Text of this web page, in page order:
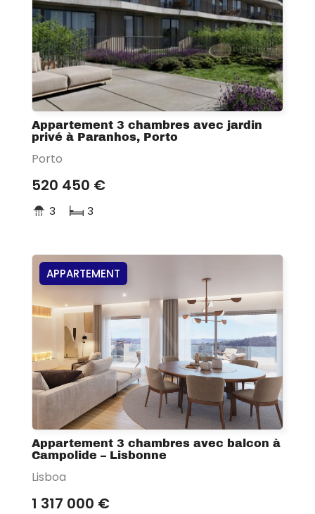
Appartement 3 chambres avec jardin
privé à Paranhos, Porto
Porto
520 450 €
3 3
APPARTEMENT
Appartement 3 chambres avec balcon à
Campolide – Lisbonne
Lisboa
1 317 000 €